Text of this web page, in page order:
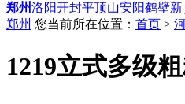
郑州洛阳开封平顶山安阳鹤壁
郑州 您当前所在位置： 首页 >
1219立式多级